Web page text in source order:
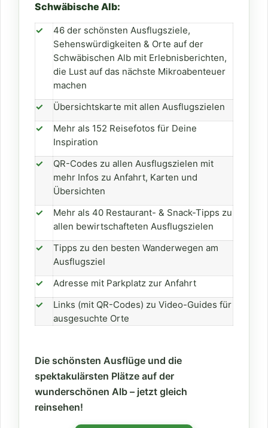
Schwäbische Alb:
✓
46 der schönsten Ausflugsziele,
Sehenswürdigkeiten & Orte auf der
Schwäbischen Alb mit Erlebnisberichten,
die Lust auf das nächste Mikroabenteuer
machen
✓
Übersichtskarte mit allen Ausflugszielen
✓
Mehr als 152 Reisefotos für Deine
Inspiration
✓
QR-Codes zu allen Ausflugszielen mit
mehr Infos zu Anfahrt, Karten und
Übersichten
✓
Mehr als 40 Restaurant- & Snack-Tipps zu
allen bewirtschafteten Ausflugszielen
✓
Tipps zu den besten Wanderwegen am
Ausflugsziel
✓
Adresse mit Parkplatz zur Anfahrt
✓
Links (mit QR-Codes) zu Video-Guides für
ausgesuchte Orte
Die schönsten Ausflüge und die
spektakulärsten Plätze auf der
wunderschönen Alb – jetzt gleich
reinsehen!